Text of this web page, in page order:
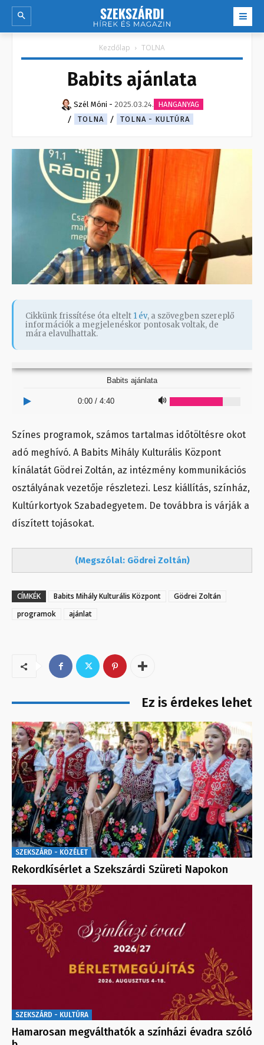
Kezdőlap TOLNA
Babits ajánlata
Szél Móni - 2025.03.24. HANGANYAG
TOLNA
TOLNA - KULTÚRA
Cikkünk frissítése óta eltelt 1 év, a szövegben szereplő
információk a megjelenéskor pontosak voltak, de
mára elavulhattak.
0:00 / 4:40
Babits ajánlata
Színes programok, számos tartalmas időtöltésre okot
adó meghívó. A Babits Mihály Kulturális Központ
kínálatát Gödrei Zoltán, az intézmény kommunikációs
osztályának vezetője részletezi. Lesz kiállítás, színház,
Kultúrkortyok Szabadegyetem. De továbbra is várják a
díszített tojásokat.
(Megszólal: Gödrei Zoltán)
CÍMKÉK Babits Mihály Kulturális Központ
Gödrei Zoltán
programok
ajánlat
Ez is érdekes lehet
SZEKSZÁRD - KÖZÉLET
Rekordkísérlet a Szekszárdi Szüreti Napokon
SZEKSZÁRD - KULTÚRA
Hamarosan megválthatók a színházi évadra szóló